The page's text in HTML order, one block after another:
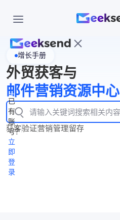
页
WhatsApp
企业号
New
产
品
功
能
产
品
价
格
资
源
中
心
立
即
注
册
已
有
账
号？
立
即
登
录
增长手册
外贸获客与
邮件营销资源中心
获客验证营销管理留存